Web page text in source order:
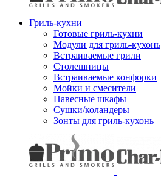
Гриль-кухни
Готовые гриль-кухни
Модули для гриль-кухонь
Встраиваемые грили
Столешницы
Встраиваемые конфорки
Мойки и смесители
Навесные шкафы
Сушки/коландеры
Зонты для гриль-кухонь